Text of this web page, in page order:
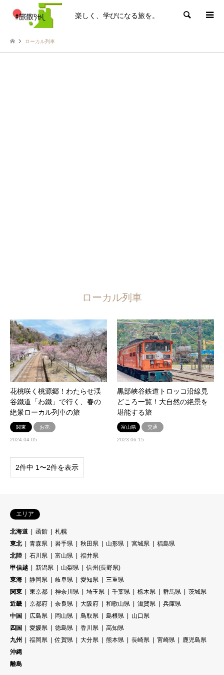
楽しく、学びになる旅を。 検索
ローカル列車
ローカル列車
花桃咲く桃源郷！わたらせ渓
谷鐵道「わ鐵」で行く、春の
絶景ローカル列車の旅
関東 お花
2024.04.05
黒部峡谷鉄道トロッコ沿線見
どころ一覧！大自然の絶景を
堪能する旅
富山県 交通
2023.06.15
2件中 1〜2件を表示
エリア
北海道 函館
札幌
東北
青森県 岩手県 秋田県 山形県 宮城県
福島県
北陸
石川県 富山県
福井県
甲信越
新潟県 山梨県
信州(長野県)
東海
静岡県 岐阜県 愛知県
三重県
関東
東京都 神奈川県 埼玉県 千葉県 栃木県 群馬県
茨城県
近畿
京都府 奈良県 大阪府 和歌山県 滋賀県
兵庫県
中国
広島県 岡山県 鳥取県 島根県
山口県
四国
愛媛県 徳島県 香川県
高知県
九州
福岡県 佐賀県 大分県 熊本県 長崎県 宮崎県
鹿児島県
沖縄
離島